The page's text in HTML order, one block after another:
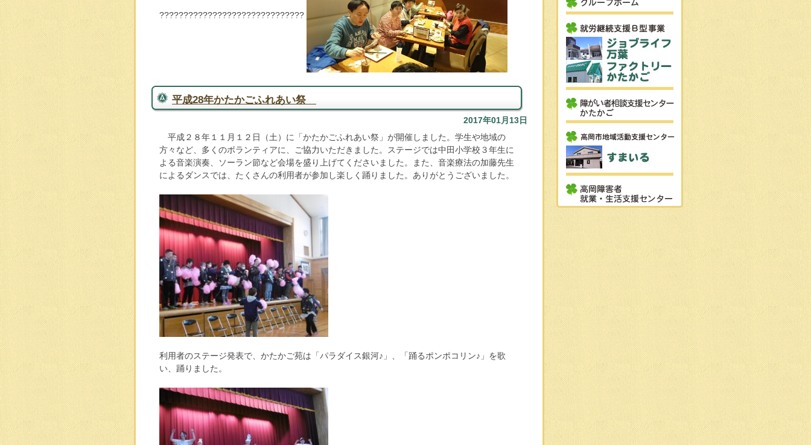
??????????????????????????????
平成28年かたかごふれあい祭
2017年01月13日
平成２８年１１月１２日（土）に「かたかごふれあい祭」が開催しました。学生や地域の
方々など、多くのボランティアに、ご協力いただきました。ステージでは中田小学校３年生に
よる音楽演奏、ソーラン節など会場を盛り上げてくださいました。また、音楽療法の加藤先生
によるダンスでは、たくさんの利用者が参加し楽しく踊りました。ありがとうございました。
利用者のステージ発表で、かたかご苑は「パラダイス銀河♪」、「踊るポンポコリン♪」を歌
い、踊りました。